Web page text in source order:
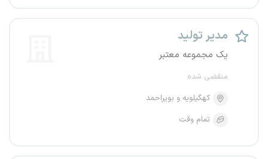
مدیر تولید
یک مجموعه معتبر
منقضی شده
کهگیلویه و بویراحمد
تمام وقت